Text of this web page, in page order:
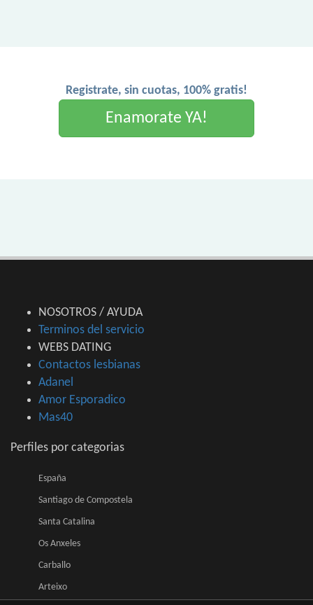
Registrate, sin cuotas, 100% gratis!
Enamorate YA!
NOSOTROS / AYUDA
Terminos del servicio
WEBS DATING
Contactos lesbianas
Adanel
Amor Esporadico
Mas40
Perfiles por categorias
España
Santiago de Compostela
Santa Catalina
Os Anxeles
Carballo
Arteixo